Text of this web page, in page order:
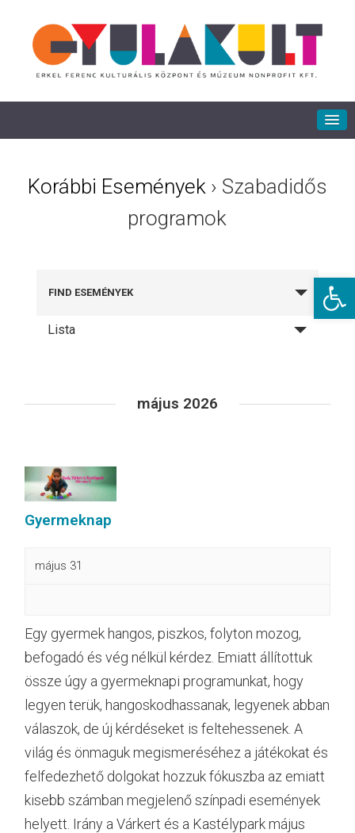
Korábbi Események › Szabadidős
programok
FIND ESEMÉNYEK
Lista
május 2026
Gyermeknap
május 31
Egy gyermek hangos, piszkos, folyton mozog,
befogadó és vég nélkül kérdez. Emiatt állítottuk
össze úgy a gyermeknapi programunkat, hogy
legyen terük, hangoskodhassanak, legyenek abban
válaszok, de új kérdéseket is feltehessenek. A
világ és önmaguk megismeréséhez a játékokat és
felfedezhető dolgokat hozzuk fókuszba az emiatt
kisebb számban megjelenő színpadi események
helyett. Irány a Várkert és a Kastélypark május